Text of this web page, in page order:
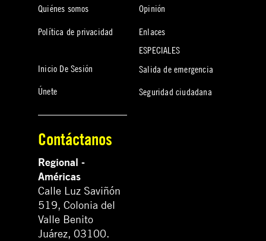
Quiénes somos
Política de privacidad
Inicio De Sesión
Únete
Opinión
Enlaces
ESPECIALES
Salida de emergencia
Seguridad ciudadana
Contáctanos
Regional -
Américas
Calle Luz Saviñón
519, Colonia del
Valle Benito
Juárez, 03100.